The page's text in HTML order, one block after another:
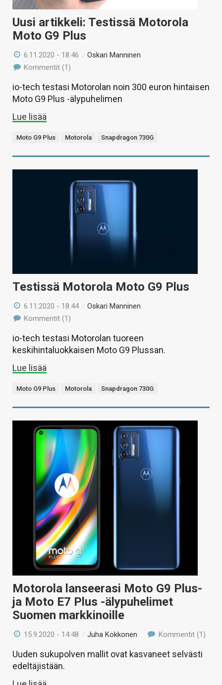
Uusi artikkeli: Testissä Motorola
Moto G9 Plus
6.11.2020 - 18:46 /Oskari Manninen
Kommentit (1)
io-tech testasi Motorolan noin 300 euron hintaisen
Moto G9 Plus -älypuhelimen
Lue lisää
Moto G9 Plus Motorola Snapdragon 730G
Testissä Motorola Moto G9 Plus
6.11.2020 - 18:44 /Oskari Manninen
Kommentit (1)
io-tech testasi Motorolan tuoreen
keskihintaluokkaisen Moto G9 Plussan.
Lue lisää
Moto G9 Plus Motorola Snapdragon 730G
Motorola lanseerasi Moto G9 Plus-
ja Moto E7 Plus -älypuhelimet
Suomen markkinoille
15.9.2020 - 14:48 /Juha Kokkonen Kommentit (1)
Uuden sukupolven mallit ovat kasvaneet selvästi
edeltäjistään.